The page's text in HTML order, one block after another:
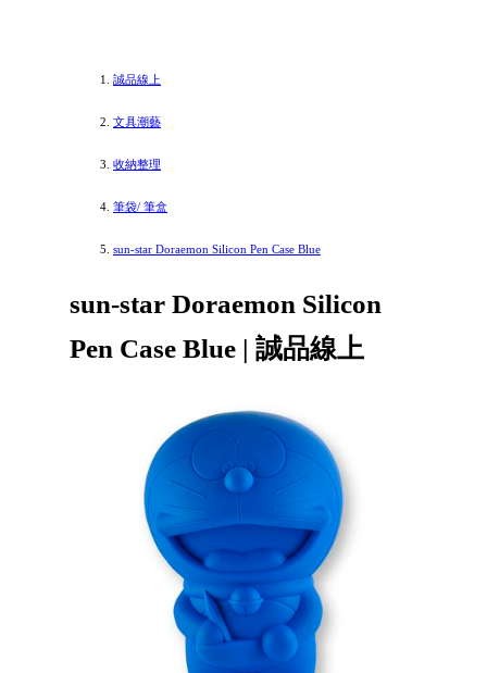
誠品線上
文具潮藝
收納整理
筆袋/ 筆盒
sun-star Doraemon Silicon Pen Case Blue
sun-star Doraemon Silicon
Pen Case Blue | 誠品線上